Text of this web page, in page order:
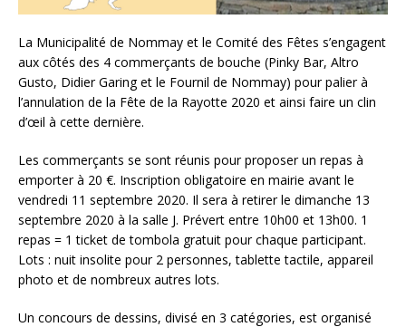
La Municipalité de Nommay et le Comité des Fêtes s’engagent
aux côtés des 4 commerçants de bouche (Pinky Bar, Altro
Gusto, Didier Garing et le Fournil de Nommay) pour palier à
l’annulation de la Fête de la Rayotte 2020 et ainsi faire un clin
d’œil à cette dernière.
Les commerçants se sont réunis pour proposer un repas à
emporter à 20 €. Inscription obligatoire en mairie avant le
vendredi 11 septembre 2020. Il sera à retirer le dimanche 13
septembre 2020 à la salle J. Prévert entre 10h00 et 13h00. 1
repas = 1 ticket de tombola gratuit pour chaque participant.
Lots : nuit insolite pour 2 personnes, tablette tactile, appareil
photo et de nombreux autres lots.
Un concours de dessins, divisé en 3 catégories, est organisé